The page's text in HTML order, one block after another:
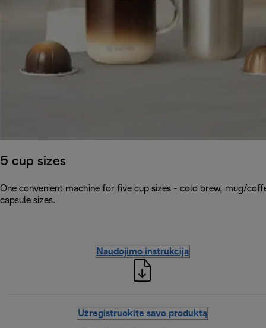
5 cup sizes
One convenient machine for five cup sizes - cold brew, mug/
capsule sizes.
Naudojimo instrukcija
Užregistruokite savo produktą